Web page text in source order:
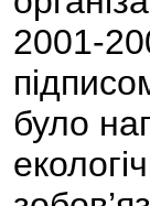
2001-
було